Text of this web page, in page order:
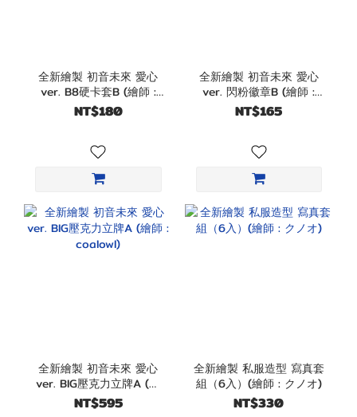
全新繪製 初音未來 愛心
ver. B8硬卡套B (繪師 :
coalowl)
NT$180
全新繪製 初音未來 愛心
ver. 閃粉徽章B (繪師 :
coalowl)
NT$165
全新繪製 初音未來 愛心
ver. BIG壓克力立牌A (繪
師 : coalowl)
NT$595
全新繪製 私服造型 寫真套
組（6入）(繪師 : クノオ)
NT$330